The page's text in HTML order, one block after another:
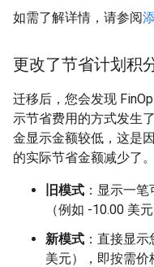
如需了解详情，请参阅
更改了节省计划积
迁移后，您会发现
示节省费用的方式发生
金显示金额较低，这是
的实际节省金额减少了。
旧模式 ：显示一
（例如 -10.00 美元
新模式 ：直接显
美元），即按需